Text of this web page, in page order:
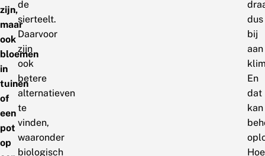
zijn,
maar
ook
bloemen
in
tuinen
of
een
pot
op
de
sierteelt.
Daarvoor
zijn
ook
betere
alternatieven
te
vinden,
waaronder
biologisch
dus
bij
aan
En
dat
kan